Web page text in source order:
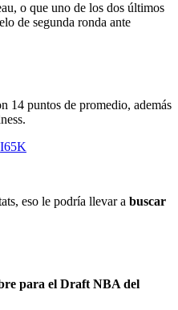
o que uno de los dos últimos
de segunda ronda ante
14 puntos de promedio, además
eso le podría llevar a buscar
para el Draft NBA del